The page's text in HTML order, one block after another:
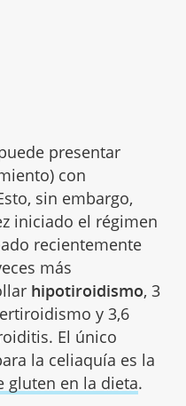
presentar
con
sin embargo,
iniciado el régimen
recientemente
más
hipotiroidismo, 3
y 3,6
El único
la celiaquía es la
gluten en la dieta.